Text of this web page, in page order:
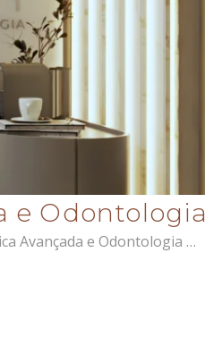
e Odontologia
Avançada e Odontologia …